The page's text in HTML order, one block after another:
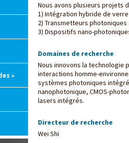
»
Nous avons plusieurs projets
1) Intégration hybride de
2) Transmetteurs
3) Dispositifs nano-
Domaines de recherche
Nous innovons la technologie
interactions homme-
systèmes photoniques
nanophotonique, CMOS-
lasers intégrés.
Directeur de recherche
Wei Shi